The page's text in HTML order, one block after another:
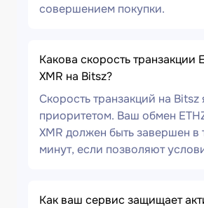
совершением покупки.
Какова скорость транзакции
XMR на Bitsz?
Скорость транзакций на Bitsz
приоритетом. Ваш обмен
XMR должен быть завершен в
минут, если позволяют
Как ваш сервис защищает